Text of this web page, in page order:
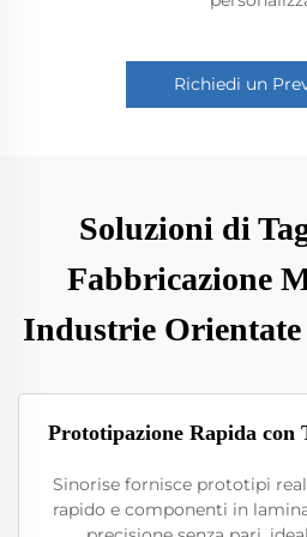
Richiedi un
Soluzioni di
Fabbricazione
Industrie Orientate
Prototipazione Rapida con
Sinorise fornisce prototipi
rapido e componenti in